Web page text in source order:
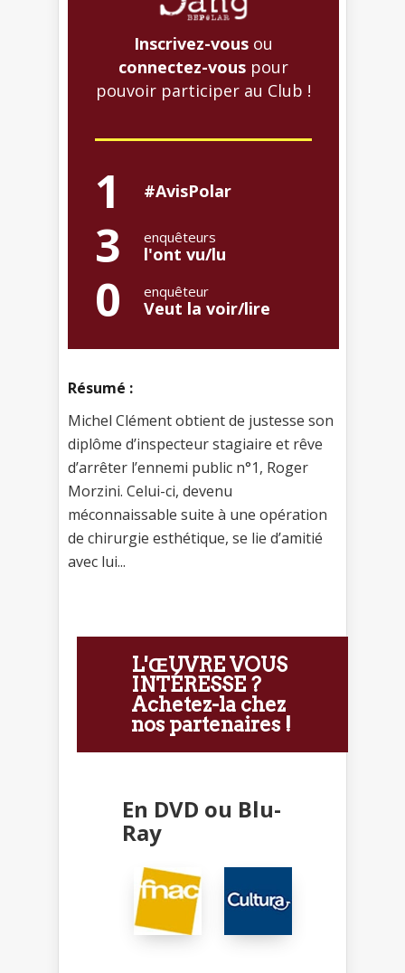
Inscrivez-vous ou
connectez-vous pour
pouvoir participer au Club !
1 #AvisPolar
3 enquêteurs
l'ont vu/lu
0 enquêteur
Veut la voir/lire
Résumé :
Michel Clément obtient de justesse son
diplôme d’inspecteur stagiaire et rêve
d’arrêter l’ennemi public n°1, Roger
Morzini. Celui-ci, devenu
méconnaissable suite à une opération
de chirurgie esthétique, se lie d’amitié
avec lui...
L'ŒUVRE VOUS
INTÉRESSE ?
Achetez-la chez
nos partenaires !
En DVD ou Blu-
Ray